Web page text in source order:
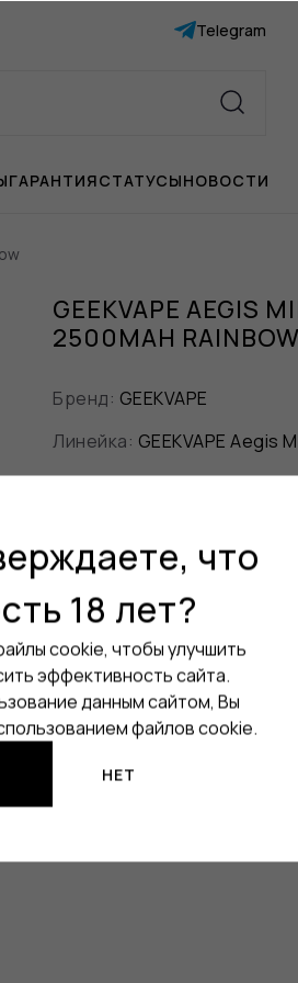
Telegram
ГАРАНТИЯСТАТУСЫНОВОСТИ
GEEKVAPE AEGIS
2500MAH RAINBOW
Бренд: GEEKVAPE
Линейка: GEEKVAPE Aegis
Цвет:Радужный
Активация: На кнопку
Регулировка мощности:
Аккумулятор:Встроенный
Все характеристики
Изображения продукции могут
что
18 лет?
cookie, чтобы улучшить
эффективность сайта.
данным сайтом, Вы
файлов cookie.
НЕТ